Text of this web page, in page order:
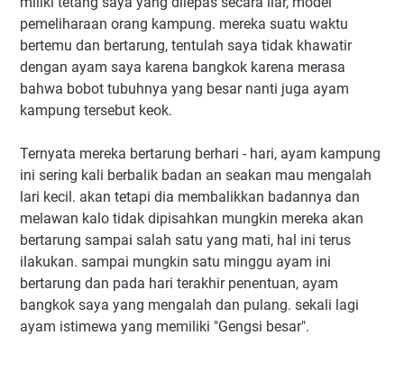
pemeliharaan orang kampung. mereka suatu waktu
bertemu dan bertarung, tentulah saya tidak khawatir
dengan ayam saya karena bangkok karena merasa
bahwa bobot tubuhnya yang besar nanti juga ayam
kampung tersebut keok.
Ternyata mereka bertarung berhari - hari, ayam kampung
ini sering kali berbalik badan an seakan mau mengalah
lari kecil. akan tetapi dia membalikkan badannya dan
melawan kalo tidak dipisahkan mungkin mereka akan
bertarung sampai salah satu yang mati, hal ini terus
ilakukan. sampai mungkin satu minggu ayam ini
bertarung dan pada hari terakhir penentuan, ayam
bangkok saya yang mengalah dan pulang. sekali lagi
ayam istimewa yang memiliki "Gengsi besar".